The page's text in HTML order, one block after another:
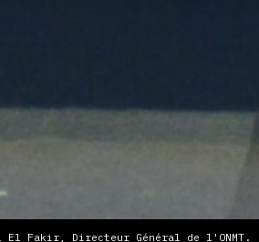
El Fakir, Directeur Général de l'ONMT.